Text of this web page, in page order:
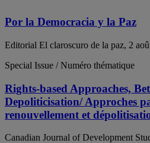
Por la Democracia y la Paz
Editorial El claroscuro de la paz, 2
Special Issue / Numéro thématique
Rights-based Approaches,
Depoliticisation/ Approches
renouvellement et
Canadian Journal of Development